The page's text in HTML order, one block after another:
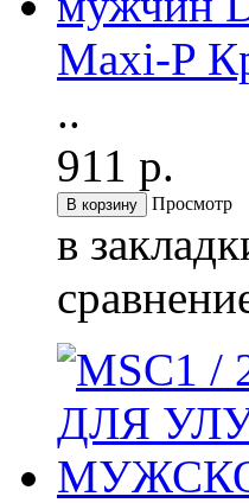
Maxi-P
..
911 р.
Просмотр
в